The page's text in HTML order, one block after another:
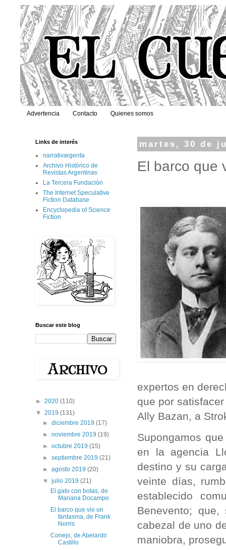
Advertencia Contacto Quienes somos
martes, 30 de
El barco que
expertos en
que por
Ally Bazan, a
Supongamos
en la agencia
destino y su
veinte días,
establecido
Benevento;
cabezal de uno
maniobra,
Links de interés
narrativargenta
Archivo Histórico de
Revistas Argentinas
La Tercera Fundación
The Internet Speculative
Fiction Database
Encyclopedia of Science
Fiction
Buscar este blog
► 2020 (110)
▼ 2019 (131)
►diciembre 2019(17)
►noviembre 2019(19)
►octubre 2019(15)
►septiembre 2019(21)
►agosto 2019(20)
▼julio 2019(21)
El gato con botas, de
Mariana Docampo
El barco que vio un
fantasma, de Frank
Norris
Conejo, de Abelardo
Castillo